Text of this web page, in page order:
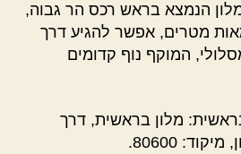
הנמצא בראש רכס הר גבוה,
מטרים, אפשר להגיע דרך
המוקף נוף קדומים
מלון בראשית, דרך